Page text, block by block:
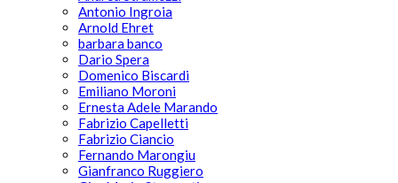
Antonio Ingroia
Arnold Ehret
barbara banco
Dario Spera
Domenico Biscardi
Emiliano Moroni
Ernesta Adele Marando
Fabrizio Capelletti
Fabrizio Ciancio
Fernando Marongiu
Gianfranco Ruggiero